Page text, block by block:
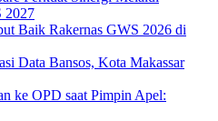
2027
Baik Rakernas GWS 2026 di
Data Bansos, Kota Makassar
ke OPD saat Pimpin Apel: